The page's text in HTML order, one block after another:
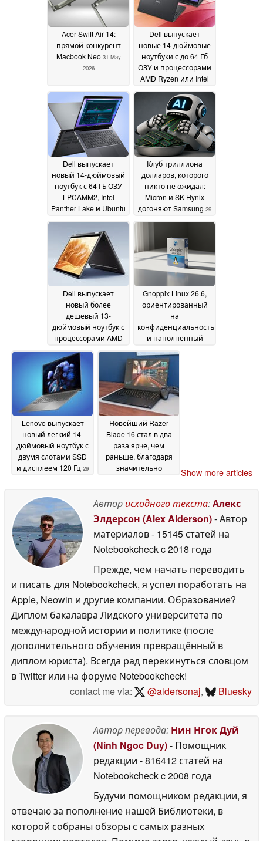
Acer Swift Air 14:
прямой конкурент
Macbook Neo 31 May
2026
Dell выпускает
новые 14-дюймовые
ноутбуки с до 64 Гб
ОЗУ и процессорами
AMD Ryzen или Intel
29 May 2026
Dell выпускает
новый 14-дюймовый
ноутбук с 64 ГБ ОЗУ
LPCAMM2, Intel
Panther Lake и Ubuntu
29 May 2026
Клуб триллиона
долларов, которого
никто не ожидал:
Micron и SK Hynix
догоняют Samsung 29
May 2026
Dell выпускает
новый более
дешевый 13-
дюймовый ноутбук с
процессорами AMD
29 May
Gnoppix Linux 26.6,
ориентированный
на
конфиденциальность
и наполненный
интеллектом, теперь
доступен
Lenovo выпускает
новый легкий 14-
дюймовый ноутбук с
двумя слотами SSD
и дисплеем 120 Гц 29
Новейший Razer
Blade 16 стал в два
раза ярче, чем
раньше, благодаря
значительно
May 2026
Show more articles
Авторисходного текста:Алекс
Элдерсон (Alex Alderson)- Автор
материалов- 15145 статей на
Notebookcheckc 2018 года
Прежде, чем начать переводить
и писать для Notebookcheck, я успел поработать на
Apple, Neowin и другие компании. Образование?
Диплом бакалавра Лидского университета по
международной истории и политике (после
дополнительного обучения превращённый в
диплом юриста). Всегда рад перекинуться словцом
в Twitter или на форуме Notebookcheck!
contact me via:
@aldersonaj, Bluesky
Автор перевода: Нин Нгок Дуй
(Ninh Ngoc Duy)- Помощник
редакции - 816412 статей на
Notebookcheckc 2008 года
Будучи помощником редакции, я
отвечаю за пополнение нашей Библиотеки, в
которой собраны обзоры с самых разных